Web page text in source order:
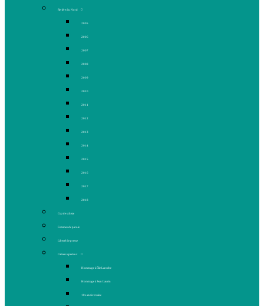
Rivière du Nord
2005
2006
2007
2008
2009
2010
2011
2012
2013
2014
2015
2016
2017
2018
Gaz de schiste
Femmes de parole
Liberté de presse
Cahiers spéciaux
Hommage à Élie Laroche
Hommage à Jean Laurin
10e anniversaire